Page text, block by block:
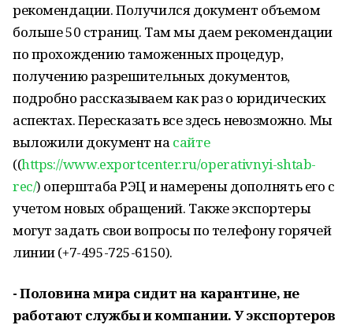
рекомендации. Получился документ объемом
больше 50 страниц. Там мы даем рекомендации
по прохождению таможенных процедур,
получению разрешительных документов,
подробно рассказываем как раз о юридических
аспектах. Пересказать все здесь невозможно. Мы
выложили документ на сайте
((https://www.exportcenter.ru/operativnyi-shtab-
rec/) оперштаба РЭЦ и намерены дополнять его с
учетом новых обращений. Также экспортеры
могут задать свои вопросы по телефону горячей
линии (+7-495-725-6150).
- Половина мира сидит на карантине, не
работают службы и компании. У экспортеров